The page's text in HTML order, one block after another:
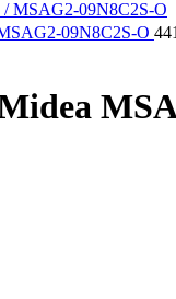
09N8C2S-O